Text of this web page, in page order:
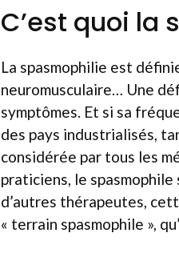
C’est quoi la
La spasmophilie est
neuromusculaire… Une
symptômes. Et si sa
des pays industrialisés,
considérée par tous les
praticiens, le
d’autres thérapeutes,
« terrain spasmophile »,